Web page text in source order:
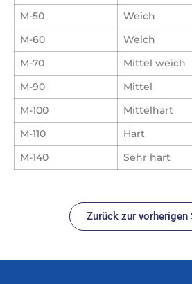
M-50
Weich
M-60
Weich
M-70
Mittel weich
M-90
Mittel
M-100
Mittelhart
M-110
Hart
M-140
Sehr hart
Zurück zur vorherigen